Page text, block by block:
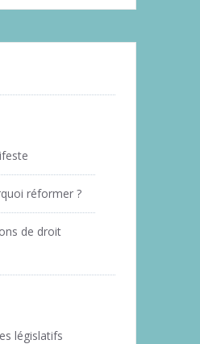
réformer ?
de droit
législatifs